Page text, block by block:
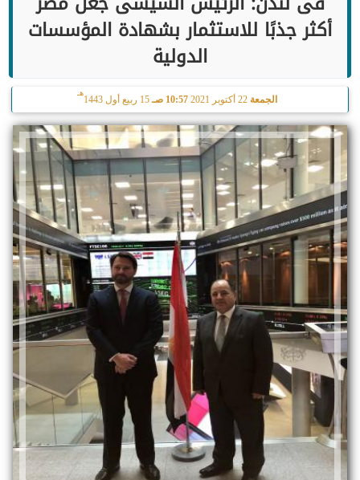
أكثر جذبًا للاستثمار بشهادة المؤسسات
الدولية
الجمعة 22 أكتوبر 2021 10:57 صـ 15 ربيع أول 1443
هـ